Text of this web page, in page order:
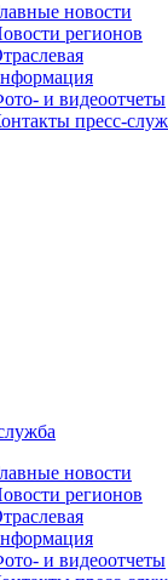
новости
регионов
и видеоотчеты
пресс-
новости
регионов
и видеоотчеты